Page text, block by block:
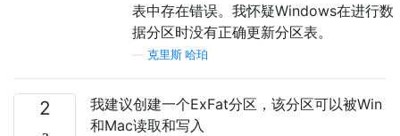
表中存在错误。我怀疑Windows在进行数
据分区时没有正确更新分区表。
克里斯·哈珀
2
我建议创建一个ExFat分区，该分区可以被Win
和Mac读取和写入